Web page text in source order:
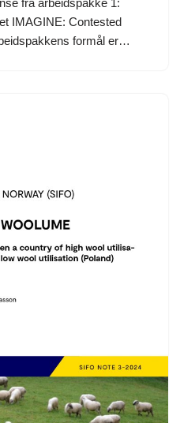
fra arbeidspakke 1:
IMAGINE: Contested
formål er…